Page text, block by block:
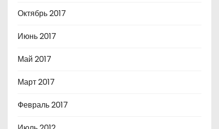
Октябрь 2017
Июнь 2017
Май 2017
Март 2017
Февраль 2017